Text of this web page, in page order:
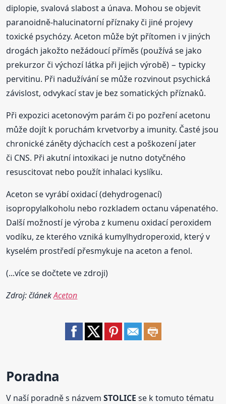
diplopie, svalová slabost a únava. Mohou se objevit
paranoidně-halucinatorní příznaky či jiné projevy
toxické psychózy. Aceton může být přítomen i v jiných
drogách jakožto nežádoucí příměs (používá se jako
prekurzor či výchozí látka při jejich výrobě) − typicky
pervitinu. Při nadužívání se může rozvinout psychická
závislost, odvykací stav je bez somatických příznaků.
Při expozici acetonovým parám či po pozření acetonu
může dojít k poruchám krvetvorby a imunity. Časté jsou
chronické záněty dýchacích cest a poškození jater
či CNS. Při akutní intoxikaci je nutno dotyčného
resuscitovat nebo použít inhalaci kyslíku.
Aceton se vyrábí oxidací (dehydrogenací)
isopropylalkoholu nebo rozkladem octanu vápenatého.
Další možností je výroba z kumenu oxidací peroxidem
vodíku, ze kterého vzniká kumylhydroperoxid, který v
kyselém prostředí přesmykuje na aceton a fenol.
(...více se dočtete ve zdroji)
Zdroj: článekAceton
Poradna
V naší poradně s názvemSTOLICE se k tomuto tématu